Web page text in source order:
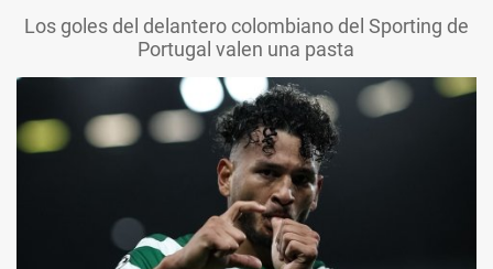
Los goles del delantero colombiano del Sporting de
Portugal valen una pasta